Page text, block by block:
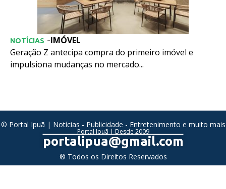
IMÓVEL
NOTÍCIAS -
Geração Z antecipa compra do primeiro imóvel e
impulsiona mudanças no mercado...
© Portal Ipuã | Notícias - Publicidade - Entretenimento e muito mais
Portal Ipuã | Desde 2009
portalipua@gmail.com
® Todos os Direitos Reservados